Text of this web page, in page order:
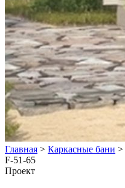
Главная > Каркасные бани >
F-51-65
Проект